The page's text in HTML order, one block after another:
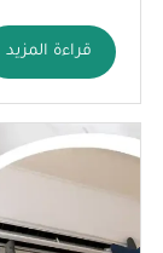
قراءة المزيد